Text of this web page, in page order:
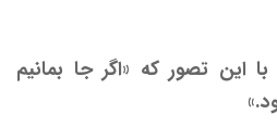
این تصور که «اگر جا بمانیم